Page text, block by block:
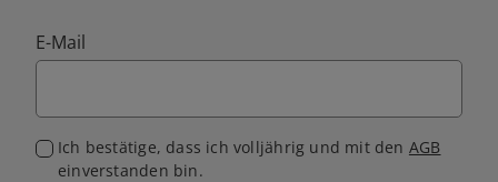
E-Mail
Ich bestätige, dass ich volljährig und mit den AGB
einverstanden bin.